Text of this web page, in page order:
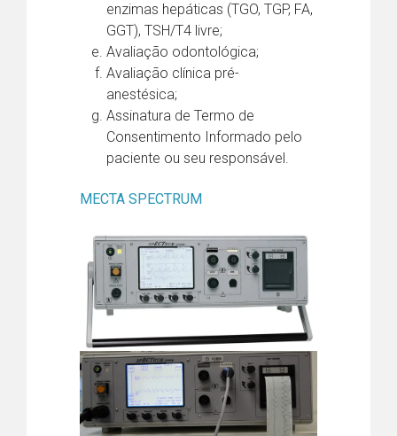
enzimas hepáticas (TGO, TGP, FA,
GGT), TSH/T4 livre;
Avaliação odontológica;
Avaliação clínica pré-
anestésica;
Assinatura de Termo de
Consentimento Informado pelo
paciente ou seu responsável.
MECTA SPECTRUM